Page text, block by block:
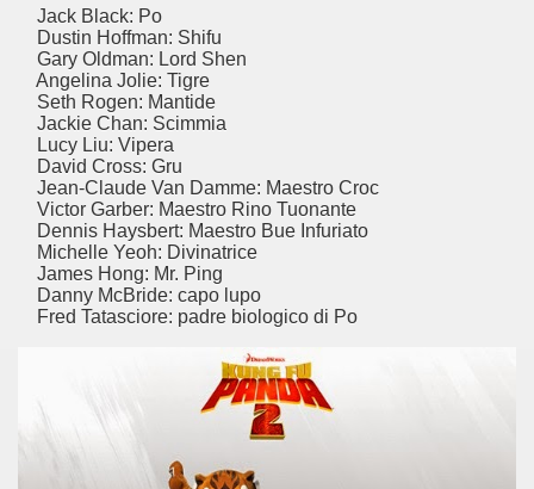
Jack Black: Po
Dustin Hoffman: Shifu
Gary Oldman: Lord Shen
Angelina Jolie: Tigre
Seth Rogen: Mantide
Jackie Chan: Scimmia
Lucy Liu: Vipera
David Cross: Gru
Jean-Claude Van Damme: Maestro Croc
Victor Garber: Maestro Rino Tuonante
Dennis Haysbert: Maestro Bue Infuriato
Michelle Yeoh: Divinatrice
James Hong: Mr. Ping
Danny McBride: capo lupo
Fred Tatasciore: padre biologico di Po
lucido ma appassionato su un periodo controverso.
amicizia.
Se Ti Piacciono nel mese di Settembre 2014.